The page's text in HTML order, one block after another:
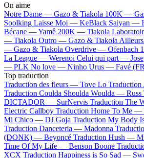
On aime
Notre Dame — Gazo & Tiakola 100K —
Soolking Laisse Moi — KeBlack Saiyan —
Bécane —Yamê 200K — Tiakola
— Tiakola Outro — Gazo & Tiakola
— Gazo & Tiakola Overdrive — Ofenbach
La League — Werenoi Celui qui part —
— PLK No love — Ninho Urus — Favé
Top traduction
Traduction des fleurs — Tove Lo
Traduction Coulda Shoulda Woulda — Russ
DICTADOR — SurNervis Traduction The
Electric Callboy Traduction Home To Me —
Mi Chico — DJ Goja Traduction My Body
Traduction Danceteria — Madonna
(DONK) — Beyoncé Traduction Hush —
Time Of My Life — Benson Boone
XCX Traduction Happiness is So Sad —